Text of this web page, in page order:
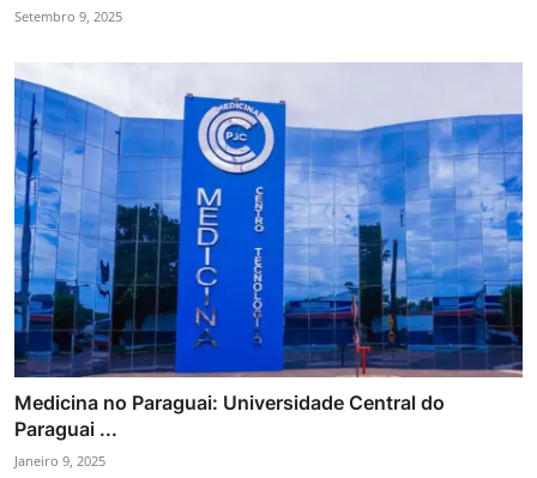
Setembro 9, 2025
Medicina no Paraguai: Universidade Central do
Paraguai ...
Janeiro 9, 2025